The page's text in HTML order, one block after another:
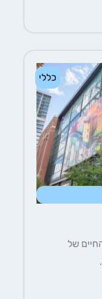
כללי